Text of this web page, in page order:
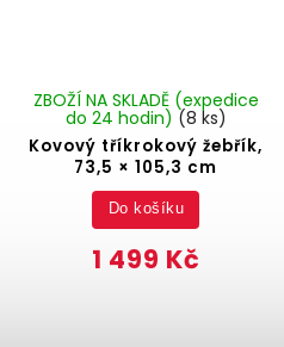
Kovový tříkrokový žebřík,
73,5 × 105,3 cm
ZBOŽÍ NA SKLADĚ (expedice
do 24 hodin) (8 ks)
1 499 Kč
Do košíku